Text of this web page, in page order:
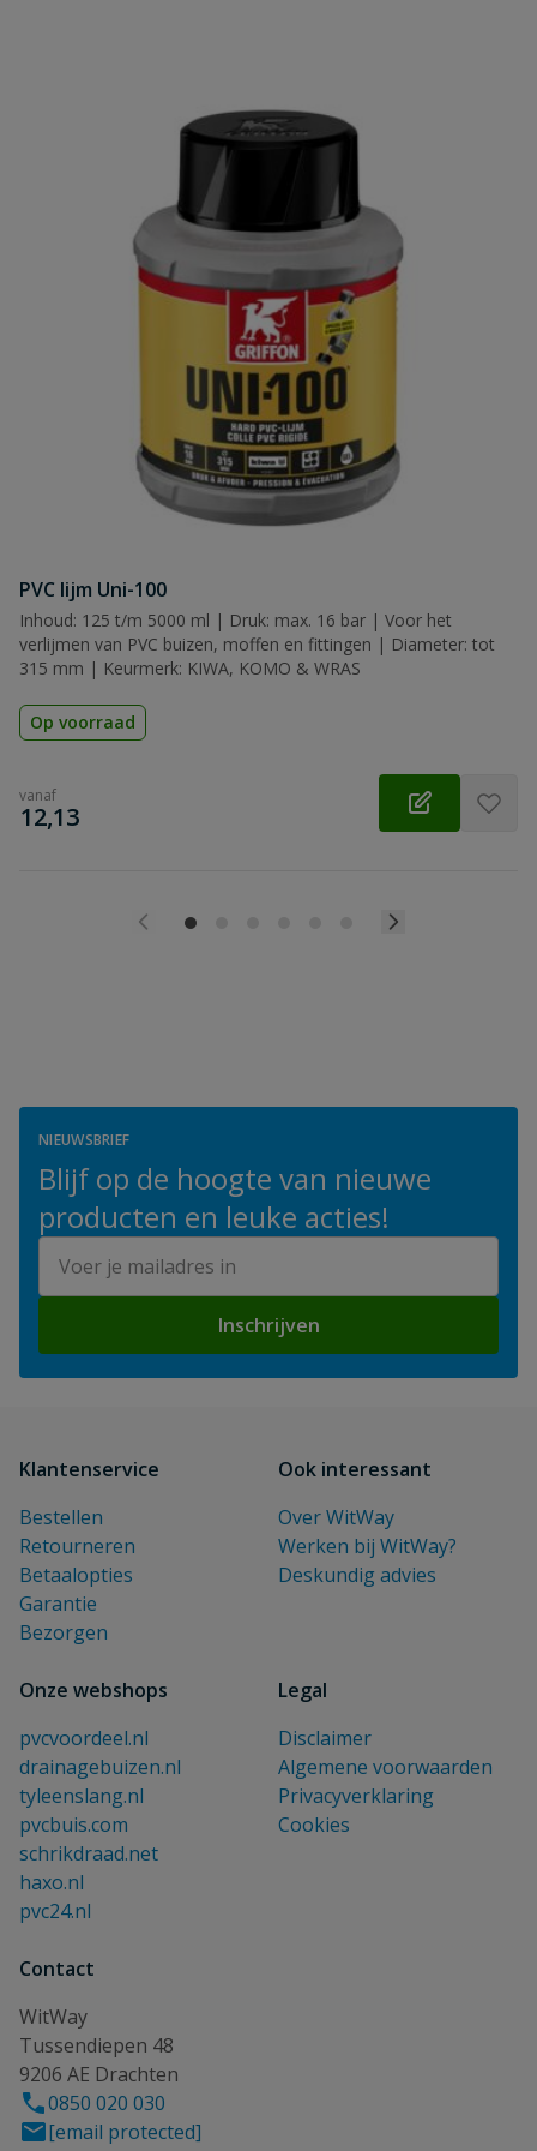
PVC lijm Uni-100
Inhoud: 125 t/m 5000 ml | Druk: max. 16 bar | Voor het
verlijmen van PVC buizen, moffen en fittingen | Diameter: tot
315 mm | Keurmerk: KIWA, KOMO & WRAS
Op voorraad
vanaf
€
12,13
NIEUWSBRIEF
Blijf op de hoogte van nieuwe
producten en leuke acties!
Inschrijven
Klantenservice
Bestellen
Retourneren
Betaalopties
Garantie
Bezorgen
Ook interessant
Over WitWay
Werken bij WitWay?
Deskundig advies
Onze webshops
pvcvoordeel.nl
drainagebuizen.nl
tyleenslang.nl
pvcbuis.com
schrikdraad.net
haxo.nl
pvc24.nl
Legal
Disclaimer
Algemene voorwaarden
Privacyverklaring
Cookies
Contact
WitWay
Tussendiepen 48
9206 AE Drachten
0850 020 030
[email protected]